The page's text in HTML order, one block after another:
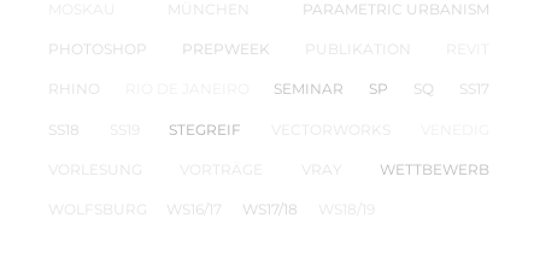
MÜNCHEN PARAMETRIC URBANISM
PHOTOSHOP PREPWEEK PUBLIKATION
RHINO SEMINAR SP SQ SS17
SS18 SS19 STEGREIF VECTORWORKS
VORLESUNG VORTRÄGE VRAY WETTBEWERB
WOLFSBURG WS16/17 WS17/18 WS18/19